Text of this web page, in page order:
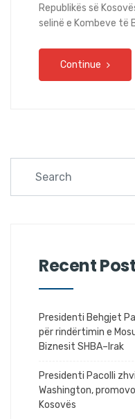
Republikës së
selinë e Kombeve të
Continue
Recent
Presidenti Behgjet
për rindërtimin e
Biznesit SHBA–Irak
Presidenti Pacolli
Washington,
Kosovës